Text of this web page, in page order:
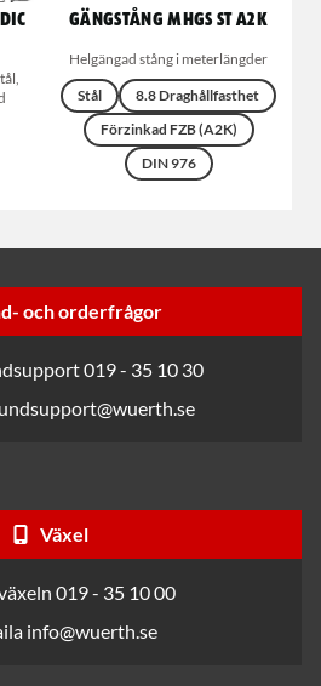
Gängstång MHGS ST A2K
Helgängad stång i meterlängder
Stål
8.8 Draghållfasthet
Förzinkad FZB (A2K)
DIN 976
och orderfrågor
019 - 35 10 30
Växel
019 - 35 10 00
info@wuerth.se